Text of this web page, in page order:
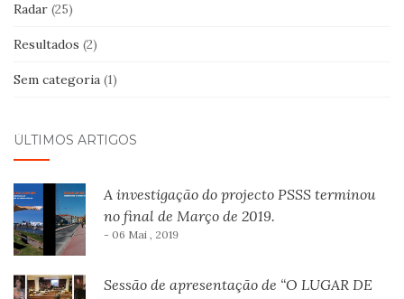
Radar (25)
Resultados (2)
Sem categoria (1)
ÚLTIMOS ARTIGOS
A investigação do projecto PSSS terminou
no final de Março de 2019.
- 06 Mai , 2019
Sessão de apresentação de “O LUGAR DE